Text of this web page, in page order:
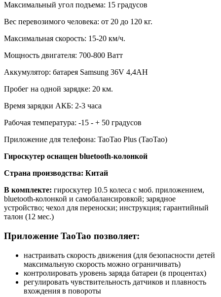
Максимальный угол подъема: 15 градусов
Вес перевозимого человека: от 20 до 120 кг.
Максимальная скорость: 15-20 км/ч.
Мощность двигателя: 700-800 Ватт
Аккумулятор: батарея Samsung 36V 4,4AH
Пробег на одной зарядке: 20 км.
Время зарядки АКБ: 2-3 часа
Рабочая температура: -15 - + 50 градусов
Приложение для телефона: TaoTao Plus (TaoTao)
Гироскутер оснащен bluetooth-колонкой
Страна производства: Китай
В комплекте: гироскутер 10.5 колеса с моб. приложением,
bluetooth-колонкой и самобалансировкой; зарядное
устройство; чехол для переноски; инструкция; гарантийный
талон (12 мес.)
Приложение TaoTao позволяет:
настраивать скорость движения (для безопасности детей
максимальную скорость можно ограничивать)
контролировать уровень заряда батареи (в процентах)
регулировать чувствительность датчиков и плавность
вхождения в повороты